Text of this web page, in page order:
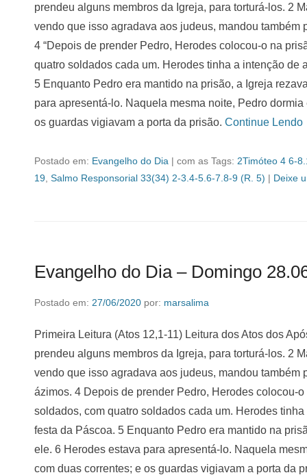
prendeu alguns membros da Igreja, para torturá-los. 2
vendo que isso agradava aos judeus, mandou
4 “Depois de prender Pedro, Herodes colocou-o na
quatro soldados cada um. Herodes tinha a intenção de
5 Enquanto Pedro era mantido na prisão, a Igreja
para apresentá-lo. Naquela mesma noite, Pedro
os guardas vigiavam a porta da prisão. Continue
Postado em: Evangelho do Dia | com as Tags: 2Timóteo 4 6-
19 Salmo Responsorial 33(34) 2-3.4-5.6-7.8-9 (R. 5) | Deixe
Evangelho do Dia – Domingo
Postado em: 27/06/2020 por: marsalima
Primeira Leitura (Atos 12,1-11) Leitura dos Atos dos
prendeu alguns membros da Igreja, para torturá-los. 2
vendo que isso agradava aos judeus, mandou também
ázimos. 4 Depois de prender Pedro, Herodes colocou-
soldados, com quatro soldados cada um. Herodes
festa da Páscoa. 5 Enquanto Pedro era mantido na
ele. 6 Herodes estava para apresentá-lo. Naquela
com duas correntes; e os guardas vigiavam a porta da